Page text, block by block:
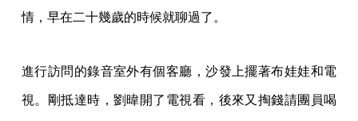
情，早在二十幾歲的時候就聊過了。
進行訪問的錄音室外有個客廳，沙發上擺著布娃娃和電
視。剛抵達時，劉暐開了電視看，後來又掏錢請團員喝